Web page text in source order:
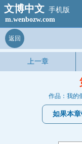
文博中文 手机版
m.wenbozw.com
返回
上一章
作品：我的
如果本